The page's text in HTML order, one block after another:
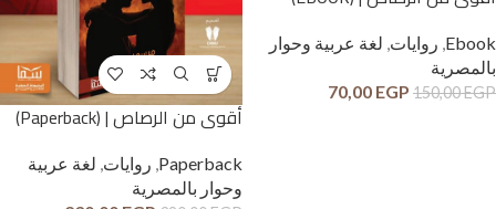
Ebook روايات لغة عربية وحوار
بالمصرية
150,00EGP
70,00 EGP
أقوى من الرصاص | (Paperback)
Paperback
, روايات, لغة عربية
وحوار بالمصرية